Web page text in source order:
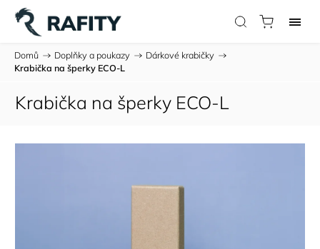
Domů / Doplňky a poukazy / Dárkové krabičky /
Krabička na šperky ECO-L
Krabička na šperky ECO-L